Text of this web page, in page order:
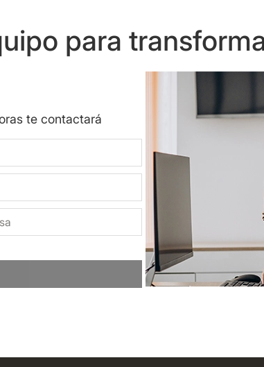
para
te contactará